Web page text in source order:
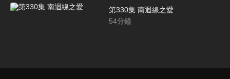
第330集 南迴線之愛
54分鐘